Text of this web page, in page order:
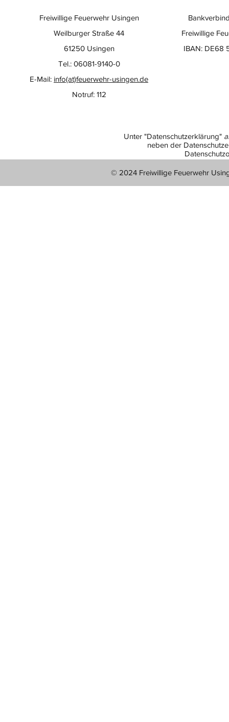
Freiwillige
IBAN: DE68
Freiwillige Feuerwehr Usingen
Weilburger Straße 44
61250 Usingen
Tel.: 06081-9140-0
E-Mail: info(at)feuerwehr-usingen.de
Notruf: 112
Unter "Datenschutzerklärung"
neben der
© 2024 Freiwillige Feuerwehr